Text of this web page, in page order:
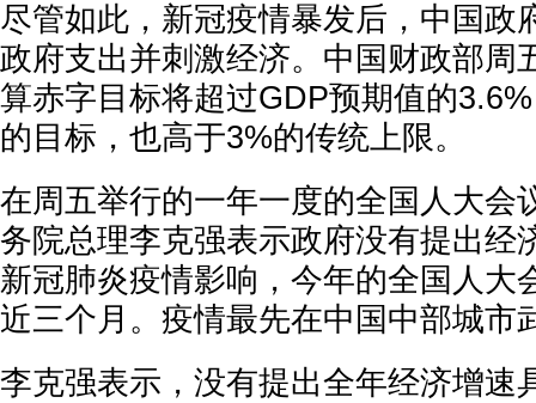
尽管如此，新冠疫情暴发后，中国政
政府支出并刺激经济。中国财政部周
算赤字目标将超过GDP预期值的
的目标，也高于3%的传统上限。
在周五举行的一年一度的全国人大会
务院总理李克强表示政府没有提出经
新冠肺炎疫情影响，今年的全国人大
近三个月。疫情最先在中国中部城市
李克强表示，没有提出全年经济增速